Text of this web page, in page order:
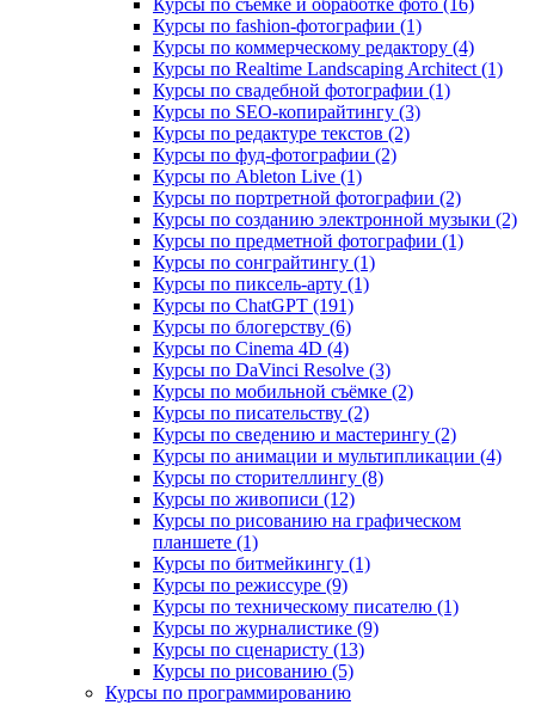
Курсы по съёмке и обработке фото (16)
Курсы по fashion-фотографии (1)
Курсы по коммерческому редактору (4)
Курсы по Realtime Landscaping Architect (1)
Курсы по свадебной фотографии (1)
Курсы по SEO-копирайтингу (3)
Курсы по редактуре текстов (2)
Курсы по фуд-фотографии (2)
Курсы по Ableton Live (1)
Курсы по портретной фотографии (2)
Курсы по созданию электронной музыки (2)
Курсы по предметной фотографии (1)
Курсы по сонграйтингу (1)
Курсы по пиксель-арту (1)
Курсы по ChatGPT (191)
Курсы по блогерству (6)
Курсы по Cinema 4D (4)
Курсы по DaVinci Resolve (3)
Курсы по мобильной съёмке (2)
Курсы по писательству (2)
Курсы по сведению и мастерингу (2)
Курсы по анимации и мультипликации (4)
Курсы по сторителлингу (8)
Курсы по живописи (12)
Курсы по рисованию на графическом
планшете (1)
Курсы по битмейкингу (1)
Курсы по режиссуре (9)
Курсы по техническому писателю (1)
Курсы по журналистике (9)
Курсы по сценаристу (13)
Курсы по рисованию (5)
Курсы по программированию